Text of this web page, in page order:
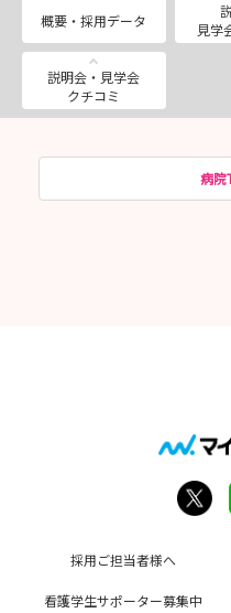
概要・採用データ
見学
説明会・見学会
クチコミ
病院
採用ご担当者様へ
看護学生サポーター募集中